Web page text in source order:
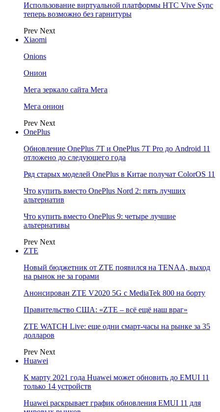
Использование виртуальной платформы HTC Vive Sync
теперь возможно без гарнитуры
Prev Next
Xiaomi
Onions
Онион
Мега зеркало сайта Мега
Мега онион
Prev Next
OnePlus
Обновление OnePlus 7T и OnePlus 7T Pro до Android 11
отложено до следующего года
Ряд старых моделей OnePlus в Китае получат ColorOS 11
Что купить вместо OnePlus Nord 2: пять лучших
альтернатив
Что купить вместо OnePlus 9: четыре лучшие
альтернативы
Prev Next
ZTE
Новый бюджетник от ZTE появился на TENAA, выход
на рынок не за горами
Анонсирован ZTE V2020 5G с MediaTek 800 на борту
Правительство США: «ZTE – всё ещё наш враг»
ZTE WATCH Live: еще одни смарт-часы на рынке за 35
долларов
Prev Next
Huawei
К марту 2021 года Huawei может обновить до EMUI 11
только 14 устройств
Huawei раскрывает график обновления EMUI 11 для